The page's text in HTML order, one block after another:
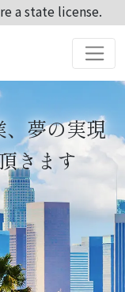
a state license.
夢の実現
きます